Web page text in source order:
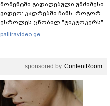
მომენტში გადაღებული უმძიმესი
ვიდეო: კადრებში ჩანს, როგორ
ესროლეს ცნობილ "ტიკტოკერს"
ლაივის დროს - რას ამბობს
palitravideo.ge
sponsored by ContentRoom